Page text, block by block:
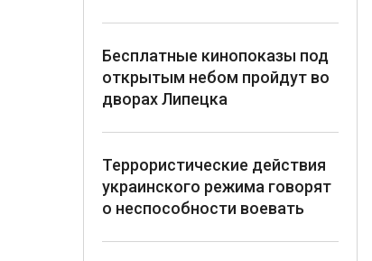
Бесплатные кинопоказы под
открытым небом пройдут во
дворах Липецка
Террористические действия
украинского режима говорят
о неспособности воевать